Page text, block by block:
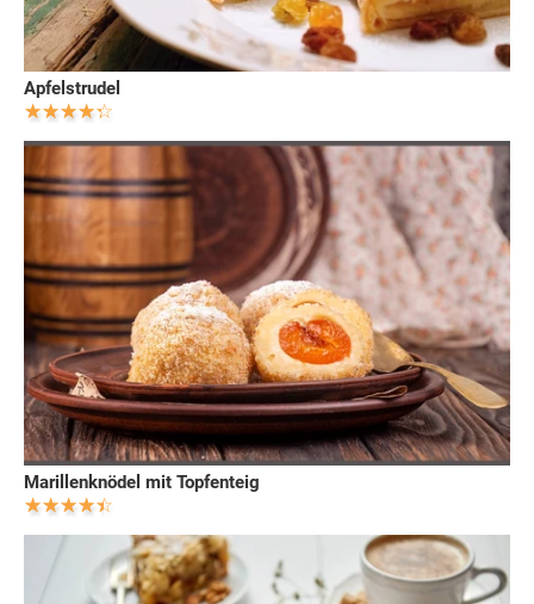
Apfelstrudel
Marillenknödel mit Topfenteig